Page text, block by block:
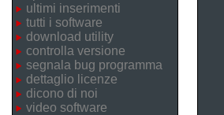
ultimi inserimenti
tutti i software
download utility
controlla versione
segnala bug programma
dettaglio licenze
dicono di noi
video software